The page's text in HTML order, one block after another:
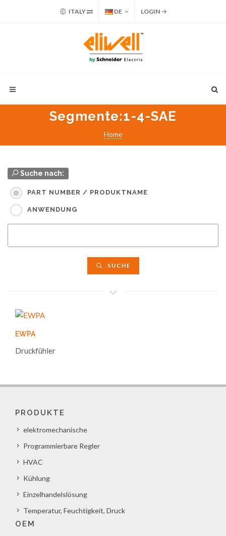
ITALY DE LOGIN
Segmente:1-4-SAE
Home
Suche nach:
PART NUMBER / PRODUKTNAME
ANWENDUNG
SUCHE
EWPA
Druckfühler
PRODUKTE
elektromechanische
Programmierbare Regler
HVAC
Kühlung
Einzelhandelslösung
Temperatur, Feuchtigkeit, Druck
OEM